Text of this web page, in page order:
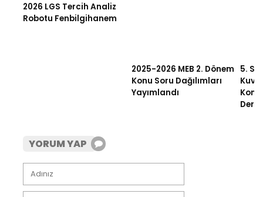
2026 LGS Tercih Analiz
Robotu Fenbilgihanem
2025-2026 MEB 2. Dönem
Konu Soru Dağılımları
Yayımlandı
5.
Ders
YORUM YAP